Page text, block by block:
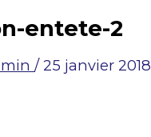
entete-2
/25 janvier 2018